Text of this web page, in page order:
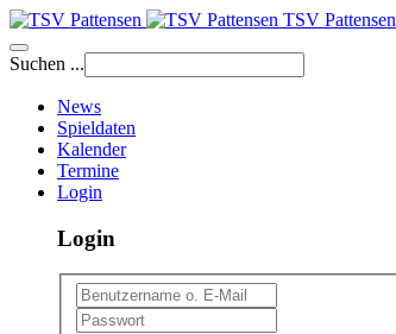
TSV Pattensen
Suchen ...
News
Spieldaten
Kalender
Termine
Login
Login